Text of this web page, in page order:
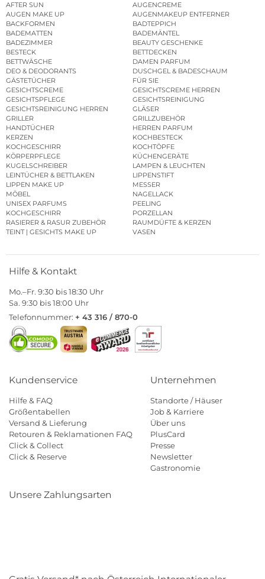
AFTER SUN
AUGENCREME
AUGEN MAKE UP
AUGENMAKEUP ENTFERNER
BACKFORMEN
BADTEPPICH
BADEMATTEN
BADEMÄNTEL
BADEZIMMER
BEAUTY GESCHENKE
BESTECK
BETTDECKEN
BETTWÄSCHE
DAMEN PARFUM
DEO & DEODORANTS
DUSCHGEL & BADESCHAUM
GÄSTETÜCHER
FÜR SIE
GESICHTSCREME
GESICHTSCREME HERREN
GESICHTSPFLEGE
GESICHTSREINIGUNG
GESICHTSREINIGUNG HERREN
GLÄSER
GRILLER
GRILLZUBEHÖR
HANDTÜCHER
HERREN PARFUM
KERZEN
KOCHBESTECK
KOCHGESCHIRR
KOCHTÖPFE
KÖRPERPFLEGE
KÜCHENGERÄTE
KUGELSCHREIBER
LAMPEN & LEUCHTEN
LEINTÜCHER & BETTLAKEN
LIPPENSTIFT
LIPPEN MAKE UP
MESSER
MÖBEL
NAGELLACK
UNISEX PARFUMS
PEELING
KOCHGESCHIRR
PORZELLAN
RASIERER & RASUR ZUBEHÖR
RAUMDÜFTE & KERZEN
TEINT | GESICHTS MAKE UP
VASEN
Hilfe & Kontakt
Mo.–Fr. 9:30 bis 18:30 Uhr
Sa. 9:30 bis 18:00 Uhr
Telefonnummer: + 43 316 / 870-0
Kundenservice
Hilfe & FAQ
Größentabellen
Versand & Lieferung
Retouren & Reklamationen FAQ
Click & Collect
Click & Reserve
Unternehmen
Standorte / Häuser
Job & Karriere
Über uns
PlusCard
Presse
Newsletter
Gastronomie
Unsere Zahlungsarten